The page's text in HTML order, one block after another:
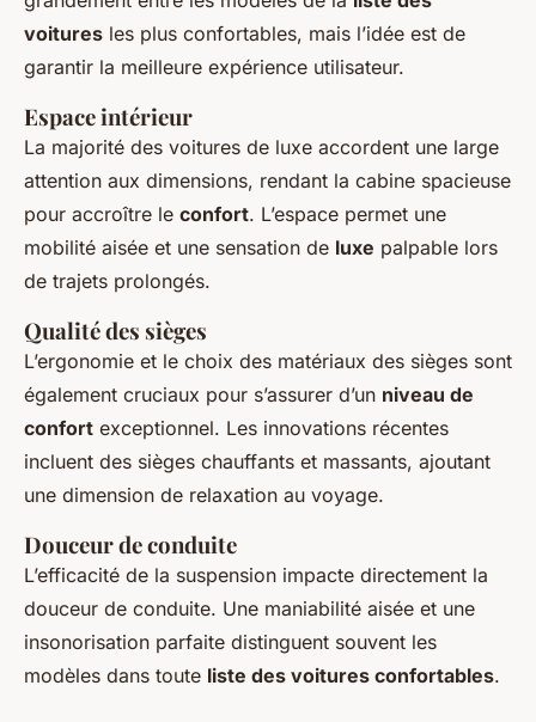
voitures les plus confortables, mais l’idée est de
garantir la meilleure expérience utilisateur.
Espace intérieur
La majorité des voitures de luxe accordent une large
attention aux dimensions, rendant la cabine spacieuse
pour accroître le confort. L’espace permet une
mobilité aisée et une sensation de luxe palpable lors
de trajets prolongés.
Qualité des sièges
L’ergonomie et le choix des matériaux des sièges sont
également cruciaux pour s’assurer d’un niveau de
confort exceptionnel. Les innovations récentes
incluent des sièges chauffants et massants, ajoutant
une dimension de relaxation au voyage.
Douceur de conduite
L’efficacité de la suspension impacte directement la
douceur de conduite. Une maniabilité aisée et une
insonorisation parfaite distinguent souvent les
modèles dans toute liste des voitures confortables.